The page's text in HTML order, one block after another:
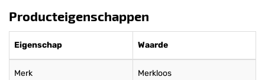
Producteigenschappen
Eigenschap Waarde
Merk Merkloos